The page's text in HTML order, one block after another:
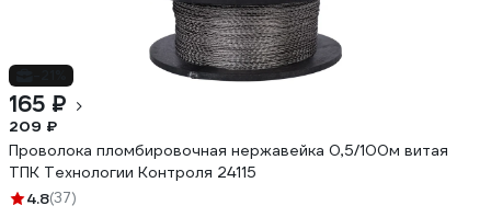
165 ₽
209 ₽
Проволока пломбировочная нержавейка 0,5/100м витая
ТПК Технологии Контроля 24115
4.8(37)